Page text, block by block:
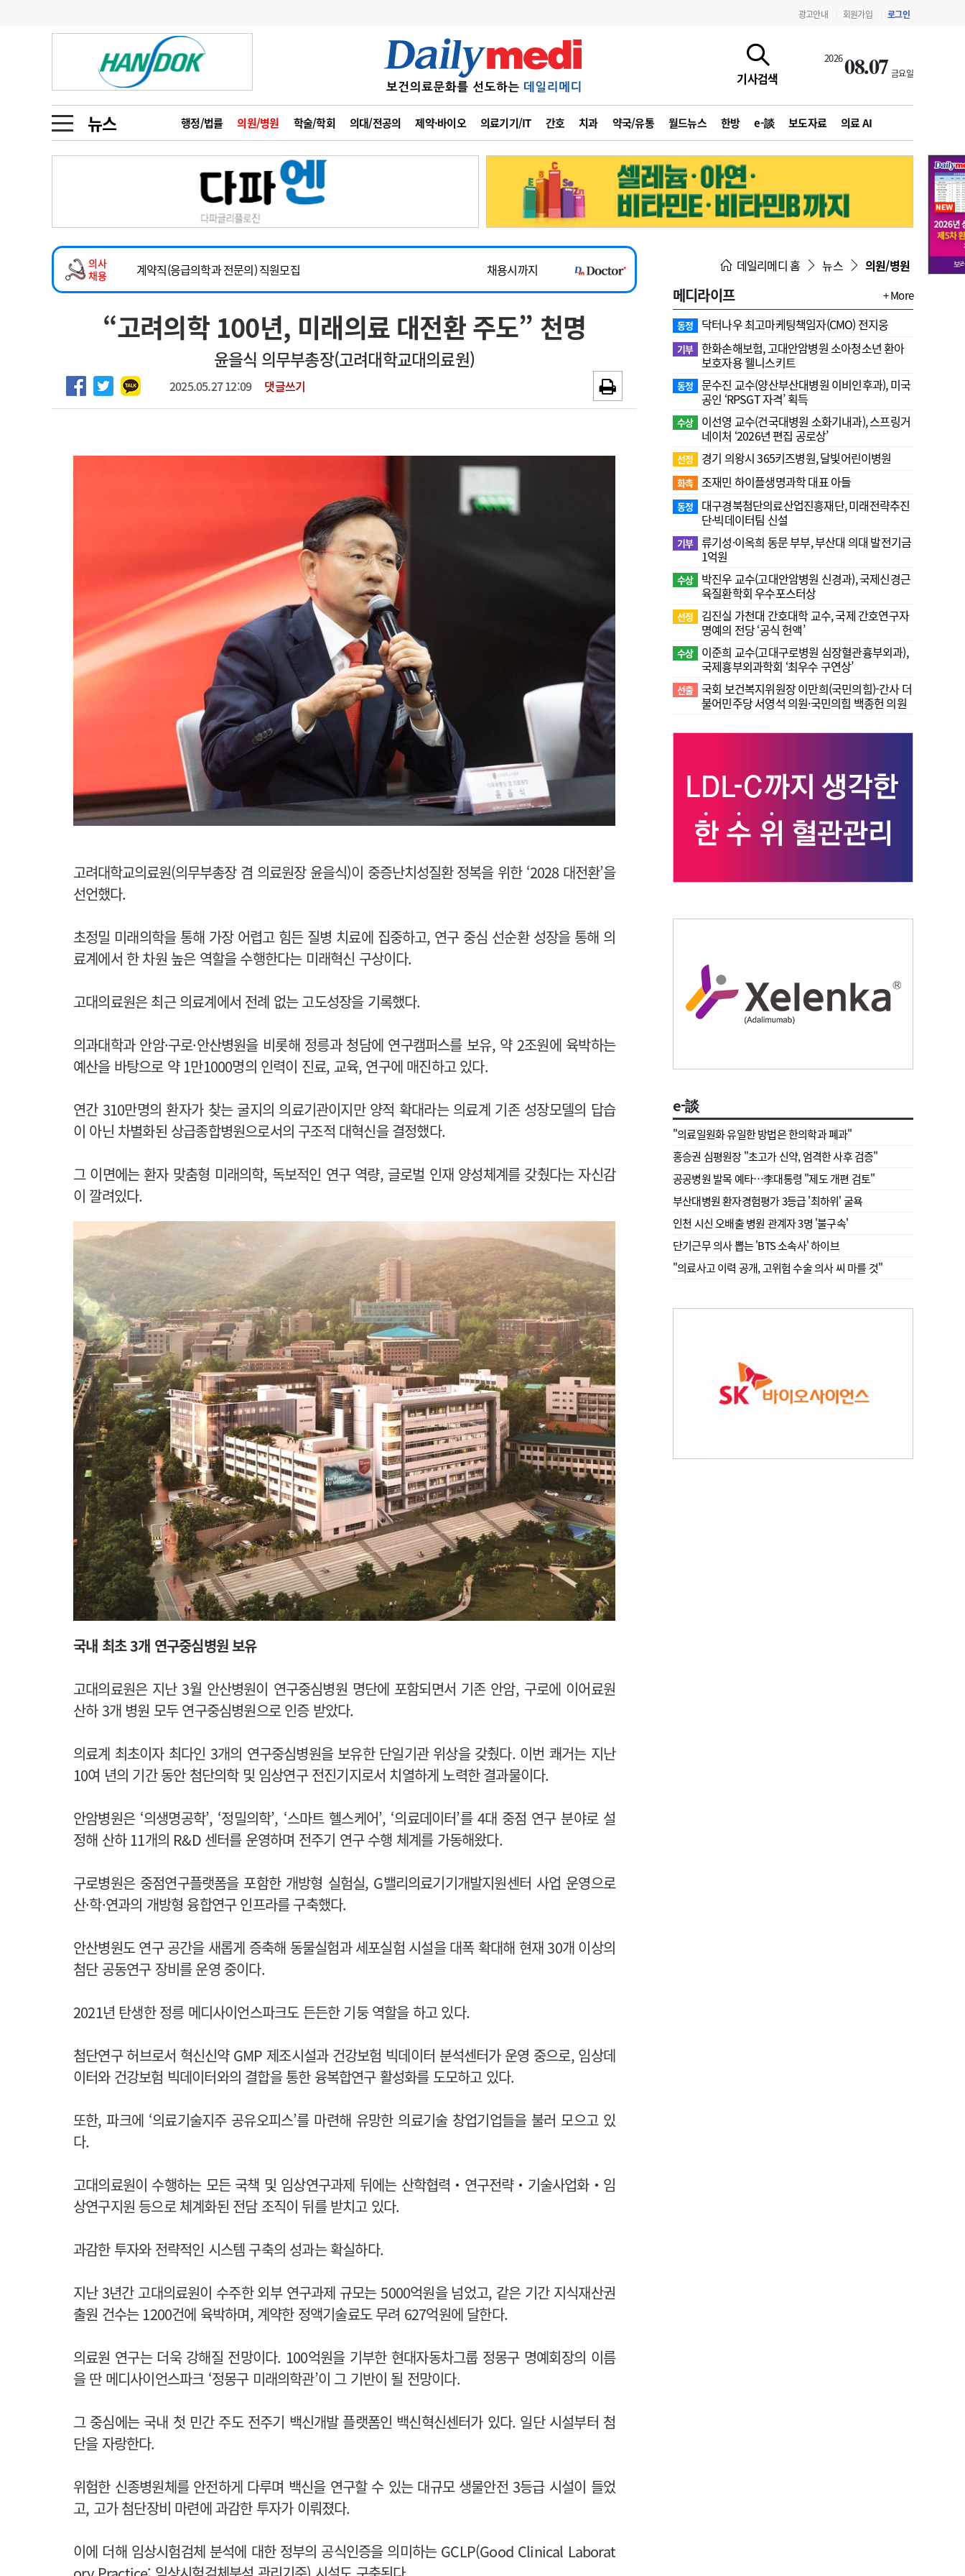
광고안내 회원가입 로그인
기사검색
202608.07 금요일
뉴스 행정/법률 의원/병원 학술/학회 의대/전공의 제약·바이오 의료기기/IT 간호 치과 약국/유통 월드뉴스 한방 e-談 보도자료 의료 AI
금주의 검색어
1
의사인력 수급 추계
2
성분명 처방
3
AI의료
4
전공의 모집 결과
6
관리급여 실시
지필공 지원책
수련환경 개선
의과대학 입시
인사 사고
오피니언 수첩
인물 초대석 피플
동영상뉴스
포토뉴스
메디 Hospital 지역병원 중소병원
인포메이션 행정처분 판례 정책/통계 공시 지침·기준·평가 약제급여 심사 결과
회사소개 법적고지 광고안내
의사
채용
2026년 하반기 인턴 모집
~2026-08-31
마취통증의학과 임기제 임상의사 채용
채용시까지
계약직(응급의학과 전문의) 직원모집
채용시까지
하반기 전공의(레지던트1년차) 모집
~2026-08-15
2026년 하반기 인턴 모집
~2026-08-31
마취통증의학과 임기제 임상의사 채용
“고려의학 100년, 미래의료 대전환 주도” 천명
윤을식 의무부총장(고려대학교대의료원)
2025.05.27 12:09 댓글쓰기
고려대학교의료원(의무부총장 겸 의료원장 윤을식)이 중증난치성질환 정복을 위한 ‘2028 대전환’을
선언했다.
초정밀 미래의학을 통해 가장 어렵고 힘든 질병 치료에 집중하고, 연구 중심 선순환 성장을 통해 의
료계에서 한 차원 높은 역할을 수행한다는 미래혁신 구상이다.
고대의료원은 최근 의료계에서 전례 없는 고도성장을 기록했다.
의과대학과 안암·구로·안산병원을 비롯해 정릉과 청담에 연구캠퍼스를 보유, 약 2조원에 육박하는
예산을 바탕으로 약 1만1000명의 인력이 진료, 교육, 연구에 매진하고 있다.
연간 310만명의 환자가 찾는 굴지의 의료기관이지만 양적 확대라는 의료계 기존 성장모델의 답습
이 아닌 차별화된 상급종합병원으로서의 구조적 대혁신을 결정했다.
그 이면에는 환자 맞춤형 미래의학, 독보적인 연구 역량, 글로벌 인재 양성체계를 갖췄다는 자신감
이 깔려있다.
국내 최초 3개 연구중심병원 보유
고대의료원은 지난 3월 안산병원이 연구중심병원 명단에 포함되면서 기존 안암, 구로에 이어료원
산하 3개 병원 모두 연구중심병원으로 인증 받았다.
의료계 최초이자 최다인 3개의 연구중심병원을 보유한 단일기관 위상을 갖췄다. 이번 쾌거는 지난
10여 년의 기간 동안 첨단의학 및 임상연구 전진기지로서 치열하게 노력한 결과물이다.
안암병원은 ‘의생명공학’, ‘정밀의학’, ‘스마트 헬스케어’, ‘의료데이터’를 4대 중점 연구 분야로 설
정해 산하 11개의 R&D 센터를 운영하며 전주기 연구 수행 체계를 가동해왔다.
구로병원은 중점연구플랫폼을 포함한 개방형 실험실, G밸리의료기기개발지원센터 사업 운영으로
산·학·연과의 개방형 융합연구 인프라를 구축했다.
안산병원도 연구 공간을 새롭게 증축해 동물실험과 세포실험 시설을 대폭 확대해 현재 30개 이상의
첨단 공동연구 장비를 운영 중이다.
2021년 탄생한 정릉 메디사이언스파크도 든든한 기둥 역할을 하고 있다.
첨단연구 허브로서 혁신신약 GMP 제조시설과 건강보험 빅데이터 분석센터가 운영 중으로, 임상데
이터와 건강보험 빅데이터와의 결합을 통한 융복합연구 활성화를 도모하고 있다.
또한, 파크에 ‘의료기술지주 공유오피스’를 마련해 유망한 의료기술 창업기업들을 불러 모으고 있
다.
고대의료원이 수행하는 모든 국책 및 임상연구과제 뒤에는 산학협력‧연구전략‧기술사업화‧임
상연구지원 등으로 체계화된 전담 조직이 뒤를 받치고 있다.
과감한 투자와 전략적인 시스템 구축의 성과는 확실하다.
지난 3년간 고대의료원이 수주한 외부 연구과제 규모는 5000억원을 넘었고, 같은 기간 지식재산권
출원 건수는 1200건에 육박하며, 계약한 정액기술료도 무려 627억원에 달한다.
의료원 연구는 더욱 강해질 전망이다. 100억원을 기부한 현대자동차그룹 정몽구 명예회장의 이름
을 딴 메디사이언스파크 ‘정몽구 미래의학관’이 그 기반이 될 전망이다.
그 중심에는 국내 첫 민간 주도 전주기 백신개발 플랫폼인 백신혁신센터가 있다. 일단 시설부터 첨
단을 자랑한다.
위험한 신종병원체를 안전하게 다루며 백신을 연구할 수 있는 대규모 생물안전 3등급 시설이 들었
고, 고가 첨단장비 마련에 과감한 투자가 이뤄졌다.
이에 더해 임상시험검체 분석에 대한 정부의 공식인증을 의미하는 GCLP(Good Clinical Laborat
데일리메디 홈 뉴스 의원/병원
메디라이프 + More
동정 닥터나우 최고마케팅책임자(CMO) 전지웅
기부 한화손해보험, 고대안암병원 소아청소년 환아
보호자용 웰니스키트
동정
문수진 교수( 양산부산대병원 이비인후과), 미국
공인 ‘RPSGT 자격’ 획득
수상
이선영 교수(건국대병원 소화기내과), 스프링거
네이처 ‘2026년 편집 공로상’
선정 경기 의왕시 365키즈병원, 달빛어린이병원
화촉 조재민 하이플생명과학 대표 아들
동정
대구경북첨단의료산업진흥재단, 미래전략추진
단·빅데이터팀 신설
기부 류기성·이옥희 동문 부부, 부산대 의대 발전기금
1억원
수상
박진우 교수(고대안암병원 신경과), 국제신경근
육질환학회 우수포스터상
선정
김진실 가천대 간호대학 교수, 국제 간호연구자
명예의 전당 ‘공식 헌액’
수상
이준희 교수(고대구로병원 심장혈관흉부외과),
국제흉부외과학회 ‘최우수 구연상’
선출 국회 보건복지위원장 이만희(국민의힘)-간사 더
불어민주당 서영석 의원·국민의힘 백종헌 의원
e-談
"의료일원화 유일한 방법은 한의학과 폐과"
홍승권 심평원장 " 초고가 신약, 엄격한 사후 검증"
공공병원 발목 예타…李대통령 "제도 개편 검토"
부산대병원 환자경험평가 3등급 '최하위' 굴욕
인천 시신 오배출 병원 관계자 3명 '불구속'
단기근무 의사 뽑는 'BTS 소속사' 하이브
"의료사고 이력 공개, 고위험 수술 의사 씨 마를 것"